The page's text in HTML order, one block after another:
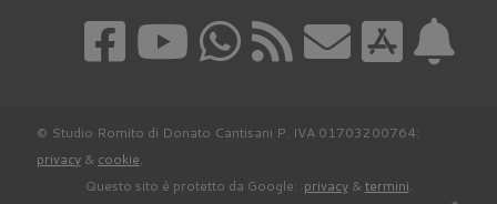
© Studio Romito di Donato Cantisani P. IVA 01703200764:
privacy& cookie.
Questo sito è protetto da Google: privacy& termini.